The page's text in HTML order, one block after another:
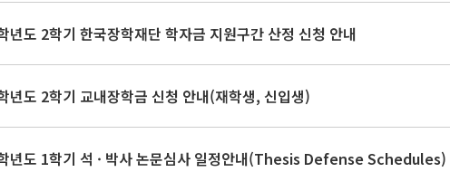
년도 2학기 한국장학재단 학자금 지원구간 산정 신청 안내
년도 2학기 교내장학금 신청 안내(재학생, 신입생)
년도 1학기 석 · 박사 논문심사 일정안내(Thesis Defense Schedules)